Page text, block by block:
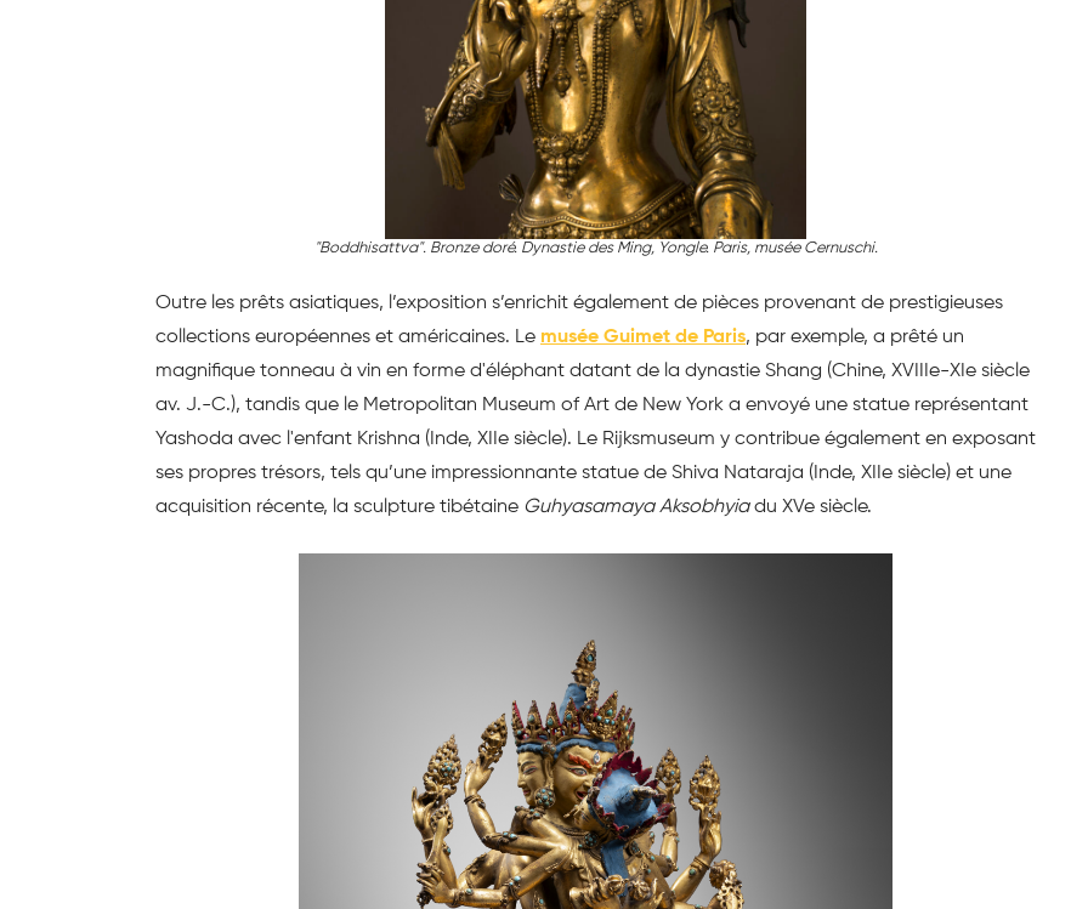
"Boddhisattva". Bronze doré. Dynastie des Ming, Yongle. Paris, musée Cernuschi.
Outre les prêts asiatiques, l’exposition s’enrichit également de pièces provenant de prestigieuses
collections européennes et américaines. Le musée Guimet de Paris, par exemple, a prêté un
magnifique tonneau à vin en forme d'éléphant datant de la dynastie Shang (Chine, XVIIIe-XIe siècle
av. J.-C.), tandis que le Metropolitan Museum of Art de New York a envoyé une statue représentant
Yashoda avec l'enfant Krishna (Inde, XIIe siècle). Le Rijksmuseum y contribue également en exposant
ses propres trésors, tels qu’une impressionnante statue de Shiva Nataraja (Inde, XIIe siècle) et une
acquisition récente, la sculpture tibétaine Guhyasamaya Aksobhyiadu XVe siècle.